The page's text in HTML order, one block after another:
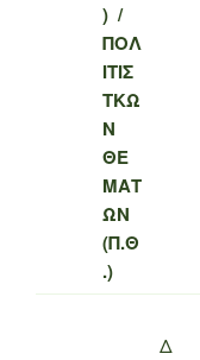
) /
ΠΟΛ
ΙΤΙΣ
ΤΚΩ
Ν
ΘΕ
ΜΑΤ
ΩΝ
(Π.Θ
.)
Δ